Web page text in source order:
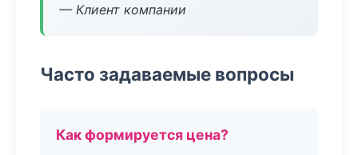
— Клиент компании
Часто задаваемые вопросы
Как формируется цена?